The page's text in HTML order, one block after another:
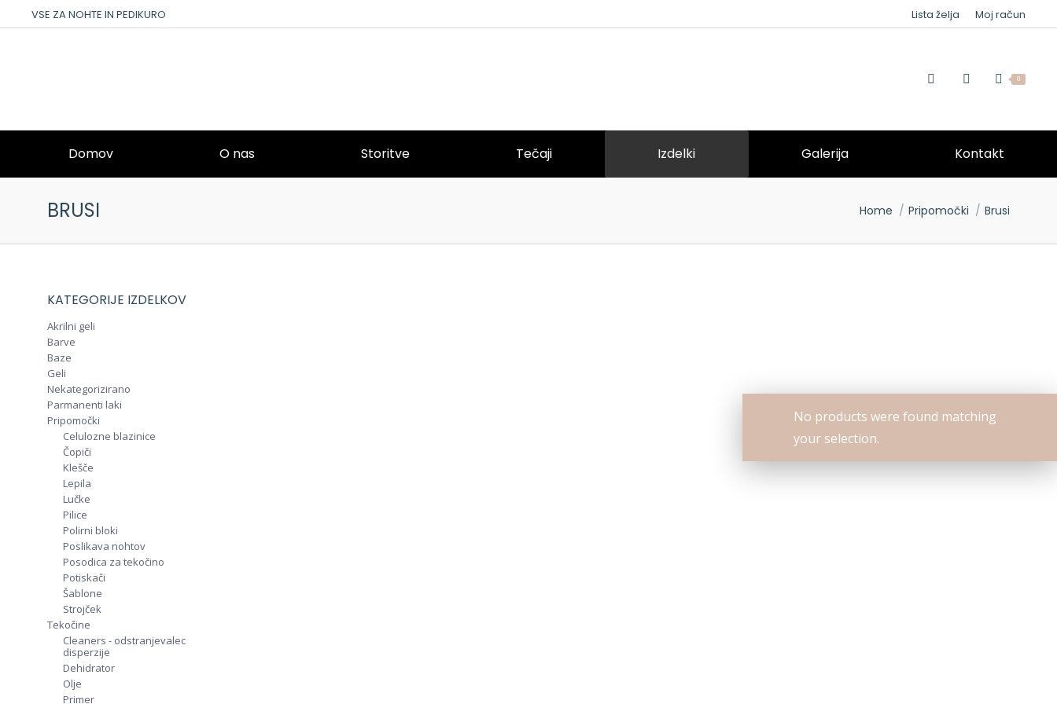
VSE ZA NOHTE IN PEDIKURO Lista želja Moj račun
0
Domov O nas Storitve Tečaji Izdelki Galerija Kontakt
BRUSI You are here:
Home Pripomočki Brusi
No products were found matching
your selection.
KATEGORIJE IZDELKOV
Akrilni geli
Barve
Baze
Geli
Nekategorizirano
Parmanenti laki
Pripomočki
Celulozne blazinice
Čopiči
Klešče
Lepila
Lučke
Pilice
Polirni bloki
Poslikava nohtov
Posodica za tekočino
Potiskači
Šablone
Strojček
Tekočine
Cleaners - odstranjevalec
disperzije
Dehidrator
Olje
Primer